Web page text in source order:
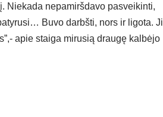
Niekada nepamiršdavo pasveikinti,
Buvo darbšti, nors ir ligota. Ji
apie staiga mirusią draugę kalbėjo